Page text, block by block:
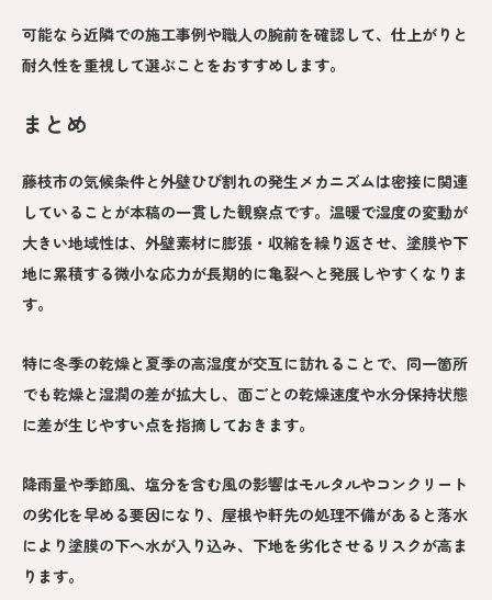
可能なら近隣での施工事例や職人の腕前を確認して、仕上がりと
耐久性を重視して選ぶことをおすすめします。
まとめ
藤枝市の気候条件と外壁ひび割れの発生メカニズムは密接に関連
していることが本稿の一貫した観察点です。温暖で湿度の変動が
大きい地域性は、外壁素材に膨張・収縮を繰り返させ、塗膜や下
地に累積する微小な応力が長期的に亀裂へと発展しやすくなりま
す。
特に冬季の乾燥と夏季の高湿度が交互に訪れることで、同一箇所
でも乾燥と湿潤の差が拡大し、面ごとの乾燥速度や水分保持状態
に差が生じやすい点を指摘しておきます。
降雨量や季節風、塩分を含む風の影響はモルタルやコンクリート
の劣化を早める要因になり、屋根や軒先の処理不備があると落水
により塗膜の下へ水が入り込み、下地を劣化させるリスクが高ま
ります。